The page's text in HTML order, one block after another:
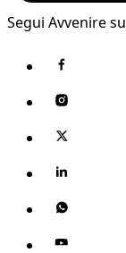
Segui Avvenire su